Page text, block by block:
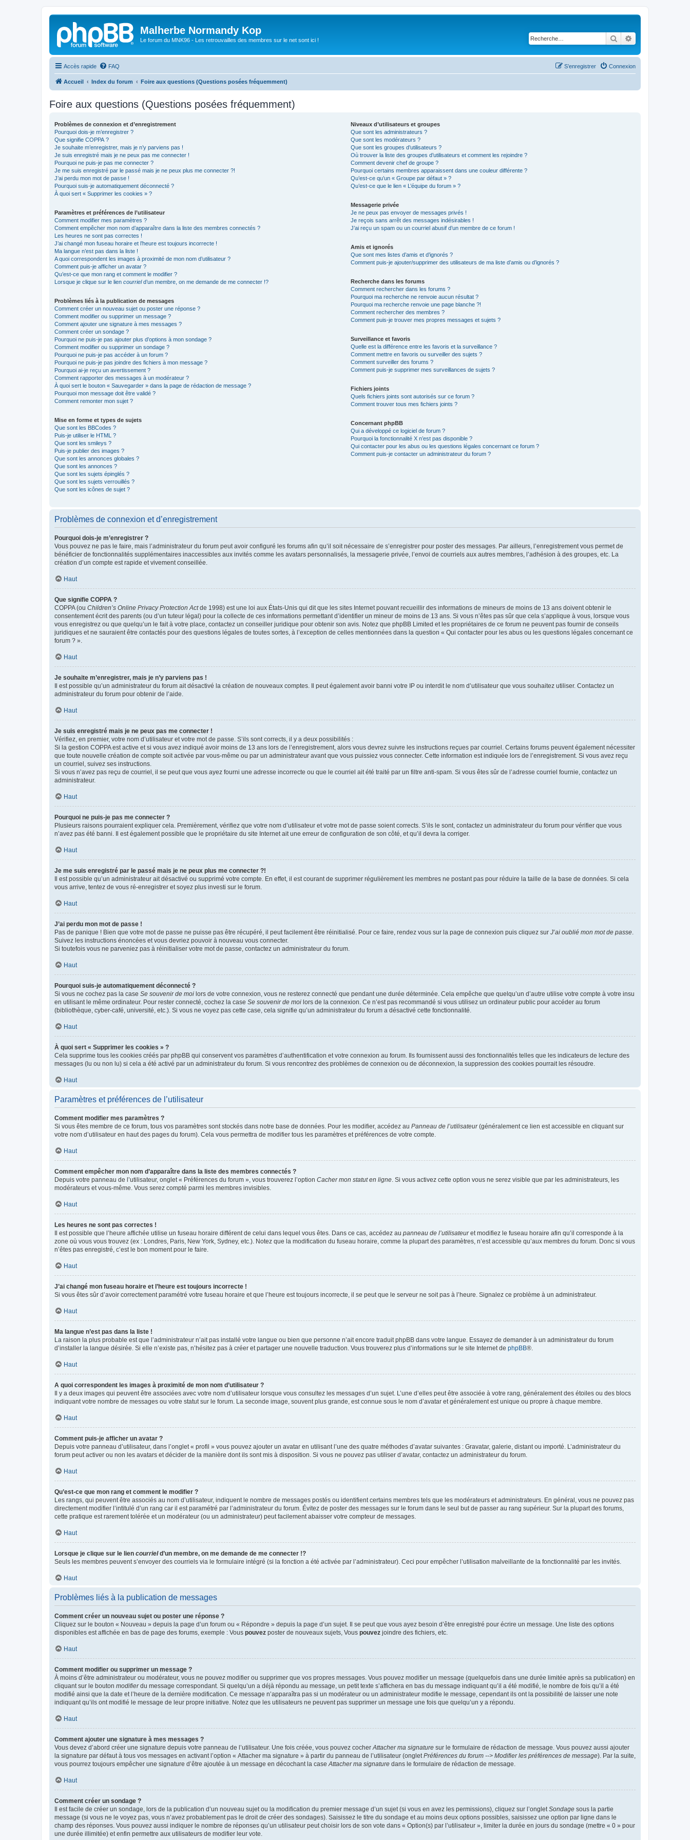
Malherbe Normandy Kop
Le forum du MNK96 - Les retrouvailles des membres sur le net sont ici ! Rechercher
Accès rapide FAQ Connexion
S’enregistrer
Accueil Index du forum Foire aux questions (Questions posées fréquemment)
Foire aux questions (Questions posées fréquemment)
Problèmes de connexion et d’enregistrement
Pourquoi dois-je m’enregistrer ?
Que signifie COPPA ?
Je souhaite m’enregistrer, mais je n’y parviens pas !
Je suis enregistré mais je ne peux pas me connecter !
Pourquoi ne puis-je pas me connecter ?
Je me suis enregistré par le passé mais je ne peux plus me connecter ?!
J’ai perdu mon mot de passe !
Pourquoi suis-je automatiquement déconnecté ?
À quoi sert « Supprimer les cookies » ?
Paramètres et préférences de l’utilisateur
Comment modifier mes paramètres ?
Comment empêcher mon nom d’apparaître dans la liste des membres connectés ?
Les heures ne sont pas correctes !
J’ai changé mon fuseau horaire et l’heure est toujours incorrecte !
Ma langue n’est pas dans la liste !
A quoi correspondent les images à proximité de mon nom d’utilisateur ?
Comment puis-je afficher un avatar ?
Qu’est-ce que mon rang et comment le modifier ?
Lorsque je clique sur le lien courrield’un membre, on me demande de me connecter !?
Problèmes liés à la publication de messages
Comment créer un nouveau sujet ou poster une réponse ?
Comment modifier ou supprimer un message ?
Comment ajouter une signature à mes messages ?
Comment créer un sondage ?
Pourquoi ne puis-je pas ajouter plus d’options à mon sondage ?
Comment modifier ou supprimer un sondage ?
Pourquoi ne puis-je pas accéder à un forum ?
Pourquoi ne puis-je pas joindre des fichiers à mon message ?
Pourquoi ai-je reçu un avertissement ?
Comment rapporter des messages à un modérateur ?
À quoi sert le bouton « Sauvegarder » dans la page de rédaction de message ?
Pourquoi mon message doit être validé ?
Comment remonter mon sujet ?
Mise en forme et types de sujets
Que sont les BBCodes ?
Puis-je utiliser le HTML ?
Que sont les smileys ?
Puis-je publier des images ?
Que sont les annonces globales ?
Que sont les annonces ?
Que sont les sujets épinglés ?
Que sont les sujets verrouillés ?
Que sont les icônes de sujet ?
Niveaux d’utilisateurs et groupes
Que sont les administrateurs ?
Que sont les modérateurs ?
Que sont les groupes d’utilisateurs ?
Où trouver la liste des groupes d’utilisateurs et comment les rejoindre ?
Comment devenir chef de groupe ?
Pourquoi certains membres apparaissent dans une couleur différente ?
Qu’est-ce qu’un « Groupe par défaut » ?
Qu’est-ce que le lien « L’équipe du forum » ?
Messagerie privée
Je ne peux pas envoyer de messages privés !
Je reçois sans arrêt des messages indésirables !
J’ai reçu un spam ou un courriel abusif d’un membre de ce forum !
Amis et ignorés
Que sont mes listes d’amis et d’ignorés ?
Comment puis-je ajouter/supprimer des utilisateurs de ma liste d’amis ou d’ignorés ?
Recherche dans les forums
Comment rechercher dans les forums ?
Pourquoi ma recherche ne renvoie aucun résultat ?
Pourquoi ma recherche renvoie une page blanche ?!
Comment rechercher des membres ?
Comment puis-je trouver mes propres messages et sujets ?
Surveillance et favoris
Quelle est la différence entre les favoris et la surveillance ?
Comment mettre en favoris ou surveiller des sujets ?
Comment surveiller des forums ?
Comment puis-je supprimer mes surveillances de sujets ?
Fichiers joints
Quels fichiers joints sont autorisés sur ce forum ?
Comment trouver tous mes fichiers joints ?
Concernant phpBB
Qui a développé ce logiciel de forum ?
Pourquoi la fonctionnalité X n’est pas disponible ?
Qui contacter pour les abus ou les questions légales concernant ce forum ?
Comment puis-je contacter un administrateur du forum ?
Problèmes de connexion et d’enregistrement
Pourquoi dois-je m’enregistrer ?
Vous pouvez ne pas le faire, mais l’administrateur du forum peut avoir configuré les forums afin qu’il soit nécessaire de s’enregistrer pour poster des messages. Par ailleurs, l’enregistrement vous permet de
bénéficier de fonctionnalités supplémentaires inaccessibles aux invités comme les avatars personnalisés, la messagerie privée, l’envoi de courriels aux autres membres, l’adhésion à des groupes, etc. La
création d’un compte est rapide et vivement conseillée.
Haut
Que signifie COPPA ?
COPPA (ou Children’s Online Privacy Protection Actde 1998) est une loi aux États-Unis qui dit que les sites Internet pouvant recueillir des informations de mineurs de moins de 13 ans doivent obtenir le
consentement écrit des parents (ou d’un tuteur légal) pour la collecte de ces informations permettant d’identifier un mineur de moins de 13 ans. Si vous n’êtes pas sûr que cela s’applique à vous, lorsque vous
vous enregistrez ou que quelqu’un le fait à votre place, contactez un conseiller juridique pour obtenir son avis. Notez que phpBB Limited et les propriétaires de ce forum ne peuvent pas fournir de conseils
juridiques et ne sauraient être contactés pour des questions légales de toutes sortes, à l’exception de celles mentionnées dans la question « Qui contacter pour les abus ou les questions légales concernant ce
forum ? ».
Haut
Je souhaite m’enregistrer, mais je n’y parviens pas !
Il est possible qu’un administrateur du forum ait désactivé la création de nouveaux comptes. Il peut également avoir banni votre IP ou interdit le nom d’utilisateur que vous souhaitez utiliser. Contactez un
administrateur du forum pour obtenir de l’aide.
Haut
Je suis enregistré mais je ne peux pas me connecter !
Vérifiez, en premier, votre nom d’utilisateur et votre mot de passe. S’ils sont corrects, il y a deux possibilités :
Si la gestion COPPA est active et si vous avez indiqué avoir moins de 13 ans lors de l’enregistrement, alors vous devrez suivre les instructions reçues par courriel. Certains forums peuvent également nécessiter
que toute nouvelle création de compte soit activée par vous-même ou par un administrateur avant que vous puissiez vous connecter. Cette information est indiquée lors de l’enregistrement. Si vous avez reçu
un courriel, suivez ses instructions.
Si vous n’avez pas reçu de courriel, il se peut que vous ayez fourni une adresse incorrecte ou que le courriel ait été traité par un filtre anti-spam. Si vous êtes sûr de l’adresse courriel fournie, contactez un
administrateur.
Haut
Pourquoi ne puis-je pas me connecter ?
Plusieurs raisons pourraient expliquer cela. Premièrement, vérifiez que votre nom d’utilisateur et votre mot de passe soient corrects. S’ils le sont, contactez un administrateur du forum pour vérifier que vous
n’avez pas été banni. Il est également possible que le propriétaire du site Internet ait une erreur de configuration de son côté, et qu’il devra la corriger.
Haut
Je me suis enregistré par le passé mais je ne peux plus me connecter ?!
Il est possible qu’un administrateur ait désactivé ou supprimé votre compte. En effet, il est courant de supprimer régulièrement les membres ne postant pas pour réduire la taille de la base de données. Si cela
vous arrive, tentez de vous ré-enregistrer et soyez plus investi sur le forum.
Haut
J’ai perdu mon mot de passe !
Pas de panique ! Bien que votre mot de passe ne puisse pas être récupéré, il peut facilement être réinitialisé. Pour ce faire, rendez vous sur la page de connexion puis cliquez sur J’ai oublié mon mot de passe
Suivez les instructions énoncées et vous devriez pouvoir à nouveau vous connecter.
Si toutefois vous ne parveniez pas à réinitialiser votre mot de passe, contactez un administrateur du forum.
Haut
Pourquoi suis-je automatiquement déconnecté ?
Si vous ne cochez pas la case Se souvenir de moi lors de votre connexion, vous ne resterez connecté que pendant une durée déterminée. Cela empêche que quelqu’un d’autre utilise votre compte à votre insu
en utilisant le même ordinateur. Pour rester connecté, cochez la case Se souvenir de moi lors de la connexion. Ce n’est pas recommandé si vous utilisez un ordinateur public pour accéder au forum
(bibliothèque, cyber-café, université, etc.). Si vous ne voyez pas cette case, cela signifie qu’un administrateur du forum a désactivé cette fonctionnalité.
Haut
À quoi sert « Supprimer les cookies » ?
Cela supprime tous les cookies créés par phpBB qui conservent vos paramètres d’authentification et votre connexion au forum. Ils fournissent aussi des fonctionnalités telles que les indicateurs de lecture des
messages (lu ou non lu) si cela a été activé par un administrateur du forum. Si vous rencontrez des problèmes de connexion ou de déconnexion, la suppression des cookies pourrait les résoudre.
Haut
Paramètres et préférences de l’utilisateur
Comment modifier mes paramètres ?
Si vous êtes membre de ce forum, tous vos paramètres sont stockés dans notre base de données. Pour les modifier, accédez au Panneau de l’utilisateur(généralement ce lien est accessible en cliquant sur
votre nom d’utilisateur en haut des pages du forum). Cela vous permettra de modifier tous les paramètres et préférences de votre compte.
Haut
Comment empêcher mon nom d’apparaître dans la liste des membres connectés ?
Depuis votre panneau de l’utilisateur, onglet « Préférences du forum », vous trouverez l’option Cacher mon statut en ligne . Si vous activez cette option vous ne serez visible que par les administrateurs, les
modérateurs et vous-même. Vous serez compté parmi les membres invisibles.
Haut
Les heures ne sont pas correctes !
Il est possible que l’heure affichée utilise un fuseau horaire différent de celui dans lequel vous êtes. Dans ce cas, accédez au panneau de l’utilisateuret modifiez le fuseau horaire afin qu’il corresponde à la
zone où vous vous trouvez (ex : Londres, Paris, New York, Sydney, etc.). Notez que la modification du fuseau horaire, comme la plupart des paramètres, n’est accessible qu’aux membres du forum. Donc si vous
n’êtes pas enregistré, c’est le bon moment pour le faire.
Haut
J’ai changé mon fuseau horaire et l’heure est toujours incorrecte !
Si vous êtes sûr d’avoir correctement paramétré votre fuseau horaire et que l’heure est toujours incorrecte, il se peut que le serveur ne soit pas à l’heure. Signalez ce problème à un administrateur.
Haut
Ma langue n’est pas dans la liste !
La raison la plus probable est que l’administrateur n’ait pas installé votre langue ou bien que personne n’ait encore traduit phpBB dans votre langue. Essayez de demander à un administrateur du forum
d’installer la langue désirée. Si elle n’existe pas, n’hésitez pas à créer et partager une nouvelle traduction. Vous trouverez plus d’informations sur le site Internet de phpBB®.
Haut
A quoi correspondent les images à proximité de mon nom d’utilisateur ?
Il y a deux images qui peuvent être associées avec votre nom d’utilisateur lorsque vous consultez les messages d’un sujet. L’une d’elles peut être associée à votre rang, généralement des étoiles ou des blocs
indiquant votre nombre de messages ou votre statut sur le forum. La seconde image, souvent plus grande, est connue sous le nom d’avatar et généralement est unique ou propre à chaque membre.
Haut
Comment puis-je afficher un avatar ?
Depuis votre panneau d’utilisateur, dans l’onglet « profil » vous pouvez ajouter un avatar en utilisant l’une des quatre méthodes d’avatar suivantes : Gravatar, galerie, distant ou importé. L’administrateur du
forum peut activer ou non les avatars et décider de la manière dont ils sont mis à disposition. Si vous ne pouvez pas utiliser d’avatar, contactez un administrateur du forum.
Haut
Qu’est-ce que mon rang et comment le modifier ?
Les rangs, qui peuvent être associés au nom d’utilisateur, indiquent le nombre de messages postés ou identifient certains membres tels que les modérateurs et administrateurs. En général, vous ne pouvez pas
directement modifier l’intitulé d’un rang car il est paramétré par l’administrateur du forum. Évitez de poster des messages sur le forum dans le seul but de passer au rang supérieur. Sur la plupart des forums,
cette pratique est rarement tolérée et un modérateur (ou un administrateur) peut facilement abaisser votre compteur de messages.
Haut
Lorsque je clique sur le lien courrield’un membre, on me demande de me connecter !?
Seuls les membres peuvent s’envoyer des courriels via le formulaire intégré (si la fonction a été activée par l’administrateur). Ceci pour empêcher l’utilisation malveillante de la fonctionnalité par les invités.
Haut
Problèmes liés à la publication de messages
Comment créer un nouveau sujet ou poster une réponse ?
Cliquez sur le bouton « Nouveau » depuis la page d’un forum ou « Répondre » depuis la page d’un sujet. Il se peut que vous ayez besoin d’être enregistré pour écrire un message. Une liste des options
disponibles est affichée en bas de page des forums, exemple : Vous pouvez poster de nouveaux sujets, Vous pouvez joindre des fichiers, etc.
Haut
Comment modifier ou supprimer un message ?
À moins d’être administrateur ou modérateur, vous ne pouvez modifier ou supprimer que vos propres messages. Vous pouvez modifier un message (quelquefois dans une durée limitée après sa publication) en
cliquant sur le bouton modifierdu message correspondant. Si quelqu’un a déjà répondu au message, un petit texte s’affichera en bas du message indiquant qu’il a été modifié, le nombre de fois qu’il a été
modifié ainsi que la date et l’heure de la dernière modification. Ce message n’apparaîtra pas si un modérateur ou un administrateur modifie le message, cependant ils ont la possibilité de laisser une note
indiquant qu’ils ont modifié le message de leur propre initiative. Notez que les utilisateurs ne peuvent pas supprimer un message une fois que quelqu’un y a répondu.
Haut
Comment ajouter une signature à mes messages ?
Vous devez d’abord créer une signature depuis votre panneau de l’utilisateur. Une fois créée, vous pouvez cocher Attacher ma signature sur le formulaire de rédaction de message. Vous pouvez aussi ajouter
la signature par défaut à tous vos messages en activant l’option « Attacher ma signature » à partir du panneau de l’utilisateur (onglet Préférences du forum --> Modifier les préférences de message). Par la suite,
vous pourrez toujours empêcher une signature d’être ajoutée à un message en décochant la case Attacher ma signature dans le formulaire de rédaction de message.
Haut
Comment créer un sondage ?
Il est facile de créer un sondage, lors de la publication d’un nouveau sujet ou la modification du premier message d’un sujet (si vous en avez les permissions), cliquez sur l’onglet Sondage sous la partie
message (si vous ne le voyez pas, vous n’avez probablement pas le droit de créer des sondages). Saisissez le titre du sondage et au moins deux options possibles, saisissez une option par ligne dans le
champ des réponses. Vous pouvez aussi indiquer le nombre de réponses qu’un utilisateur peut choisir lors de son vote dans « Option(s) par l’utilisateur », limiter la durée en jours du sondage (mettre « 0 » pour
une durée illimitée) et enfin permettre aux utilisateurs de modifier leur vote.